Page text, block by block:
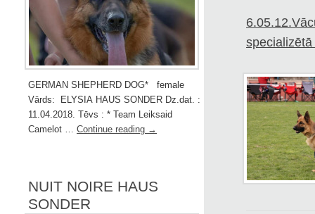
GERMAN SHEPHERD DOG* female
Vārds: ELYSIA HAUS SONDER Dz.dat. :
11.04.2018. Tēvs : * Team Leiksaid
Camelot … Continue reading →
NUIT NOIRE HAUS
SONDER